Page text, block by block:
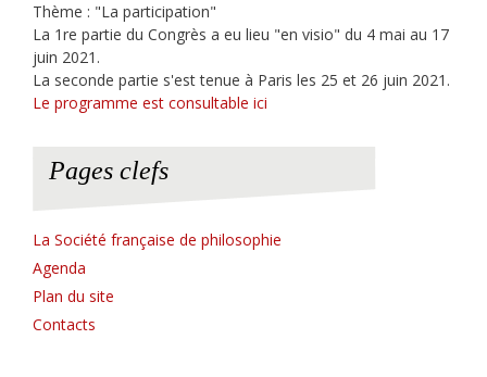
Thème : "La participation"
La 1re partie du Congrès a eu lieu "en visio" du 4 mai au 17
juin 2021.
La seconde partie s'est tenue à Paris les 25 et 26 juin 2021.
Le programme est consultable ici
Pages clefs
La Société française de philosophie
Agenda
Plan du site
Contacts